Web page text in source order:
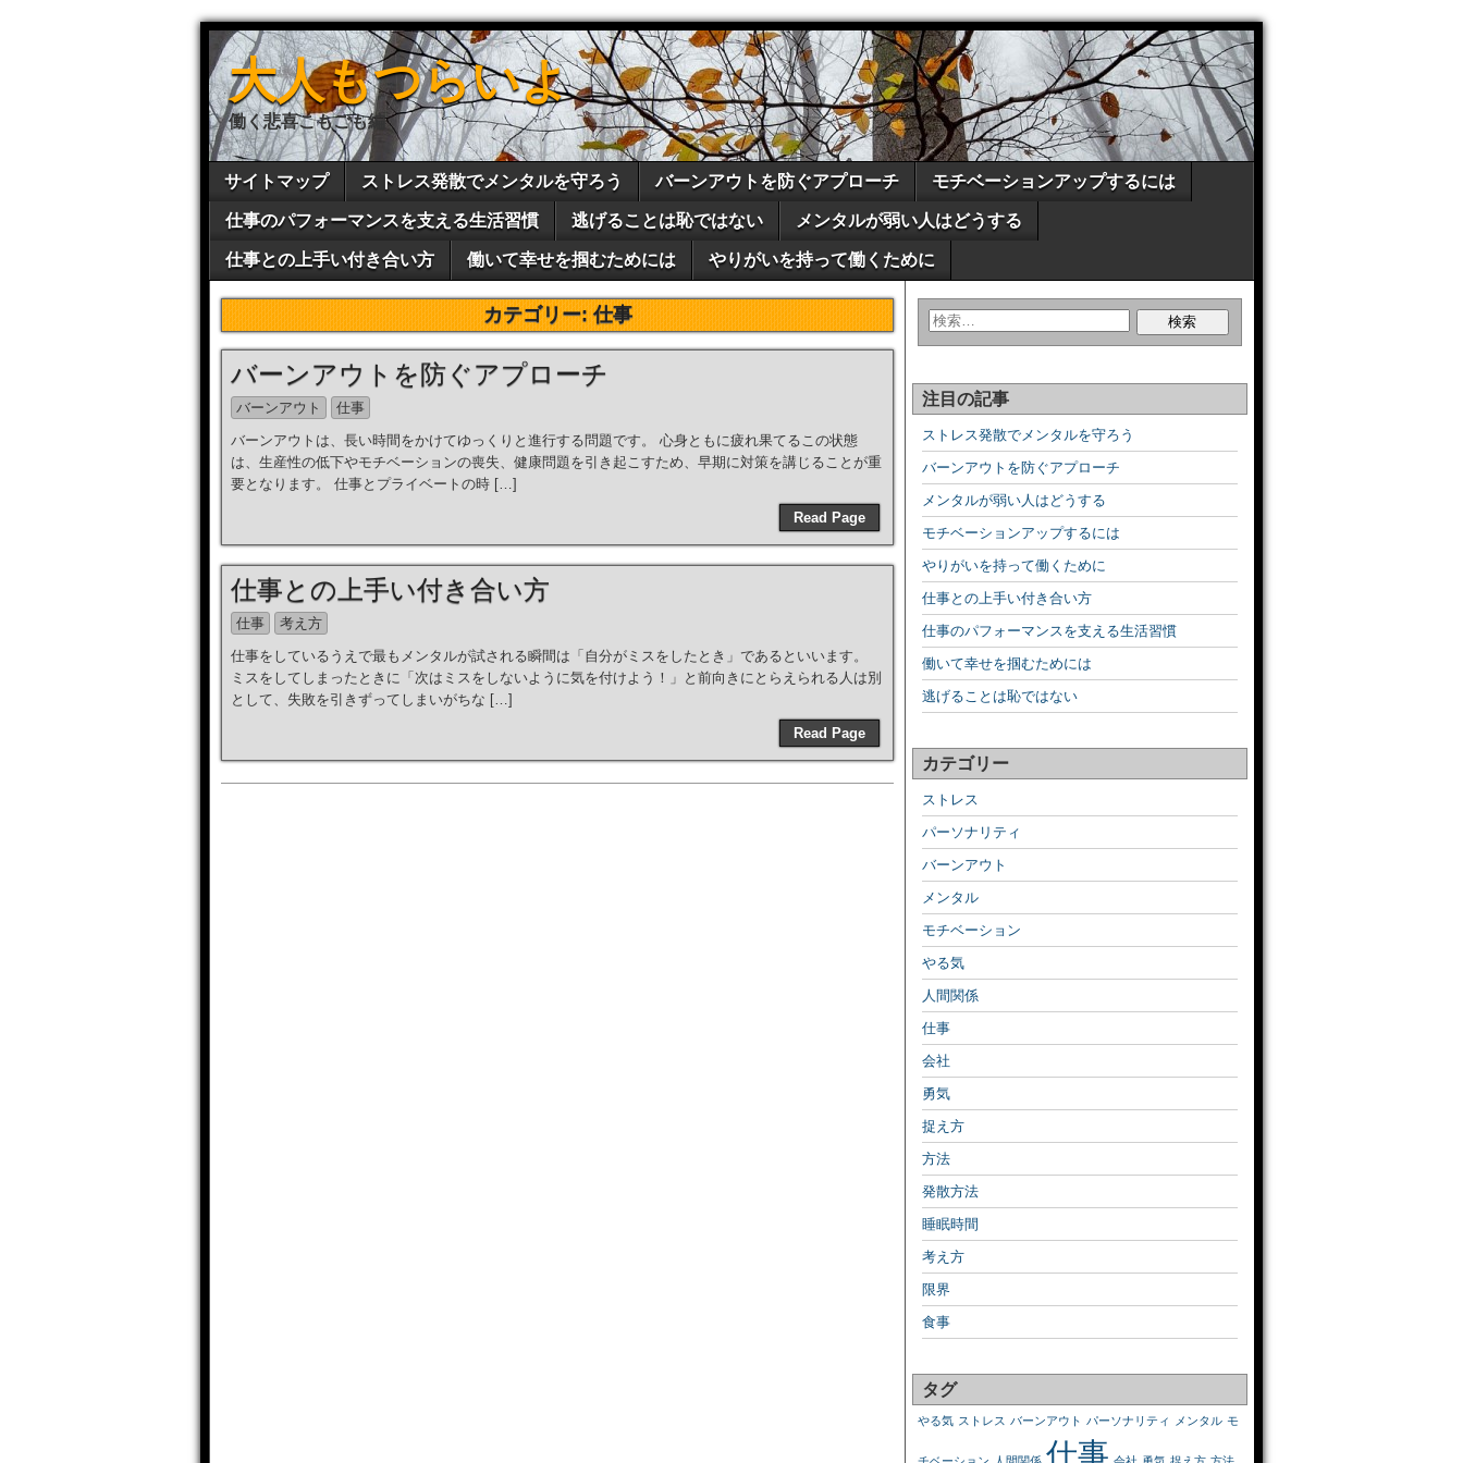
大人もつらいよ
働く悲喜こもごも編
サイトマップ ストレス発散でメンタルを守ろう バーンアウトを防ぐアプローチ モチベーションアップするには
仕事のパフォーマンスを支える生活習慣 逃げることは恥ではない メンタルが弱い人はどうする
仕事との上手い付き合い方 働いて幸せを掴むためには やりがいを持って働くために
カテゴリー:仕事
バーンアウトを防ぐアプローチ
バーンアウト
仕事
バーンアウトは、長い時間をかけてゆっくりと進行する問題です。 心身ともに疲れ果てるこの状態
は、生産性の低下やモチベーションの喪失、健康問題を引き起こすため、早期に対策を講じることが重
要となります。 仕事とプライベートの時 […]
Read Page
仕事との上手い付き合い方
仕事
考え方
仕事をしているうえで最もメンタルが試される瞬間は「自分がミスをしたとき」であるといいます。
ミスをしてしまったときに「次はミスをしないように気を付けよう！」と前向きにとらえられる人は別
として、失敗を引きずってしまいがちな […]
Read Page
注目の記事
ストレス発散でメンタルを守ろう
バーンアウトを防ぐアプローチ
メンタルが弱い人はどうする
モチベーションアップするには
やりがいを持って働くために
仕事との上手い付き合い方
仕事のパフォーマンスを支える生活習慣
働いて幸せを掴むためには
逃げることは恥ではない
カテゴリー
ストレス
パーソナリティ
バーンアウト
メンタル
モチベーション
やる気
人間関係
仕事
会社
勇気
捉え方
方法
発散方法
睡眠時間
考え方
限界
食事
タグ
やる気 ストレス バーンアウト パーソナリティ メンタル モ
仕事